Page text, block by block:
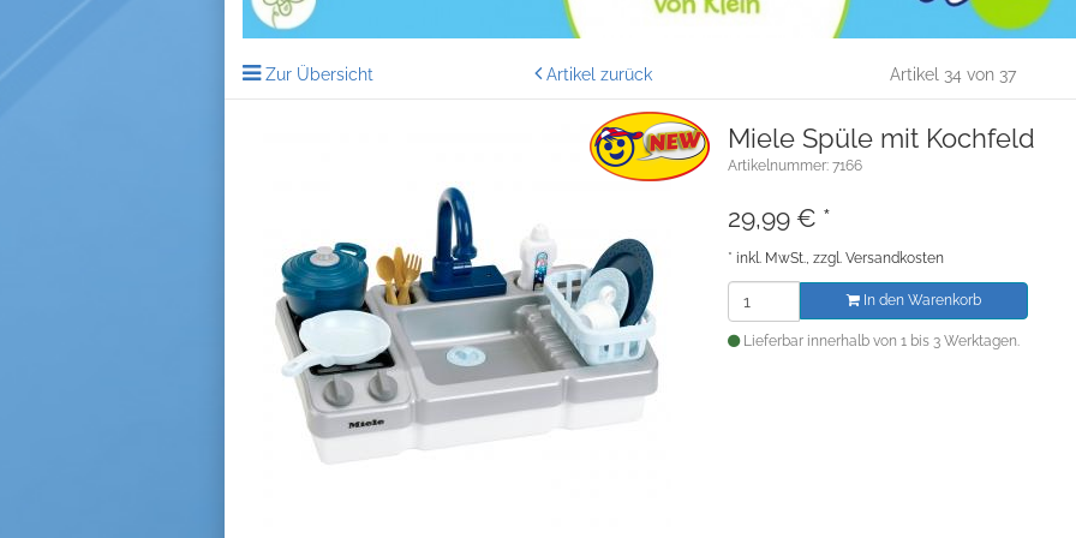
Zur Übersicht Artikel zurück Artikel 34 von 37
Miele Spüle mit Kochfeld
Artikelnummer: 7166
29,99 € *
* inkl. MwSt., zzgl.Versandkosten
In den Warenkorb
Lieferbar innerhalb von 1 bis 3 Werktagen.